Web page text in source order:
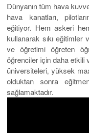
Dünyanın tüm hava
hava kanatları,
eğitiyor. Hem askeri
kullanarak sıkı eğitimler
ve öğretimi öğreten
öğrenciler için daha etkili
üniversiteleri, yüksek
olduktan sonra
sağlamaktadır.